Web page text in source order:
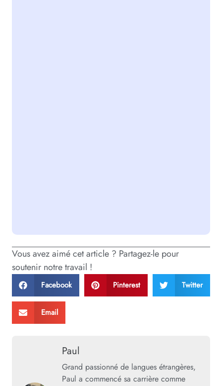
Vous avez aimé cet article ? Partagez-le pour
soutenir notre travail !
Facebook Pinterest Twitter
Email
Paul
Grand passionné de langues étrangères,
Paul a commencé sa carrière comme